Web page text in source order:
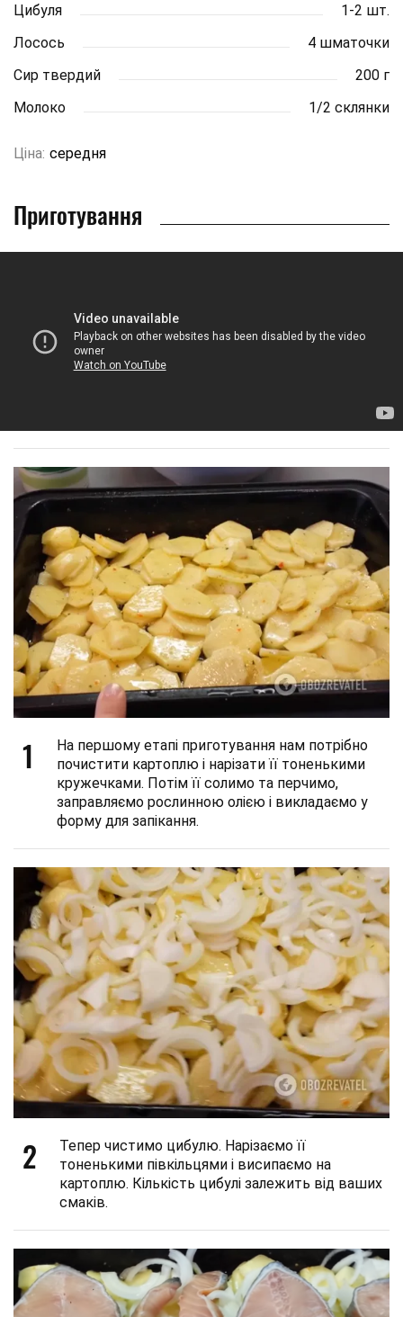
Цибуля
1-2 шт.
Лосось
4 шматочки
Сир твердий
200 г
Молоко
1/2 склянки
Ціна: середня
Приготування
1
На першому етапі приготування нам потрібно
почистити картоплю і нарізати її тоненькими
кружечками. Потім її солимо та перчимо,
заправляємо рослинною олією і викладаємо у
форму для запікання.
2
Тепер чистимо цибулю. Нарізаємо її
тоненькими півкільцями і висипаємо на
картоплю. Кількість цибулі залежить від ваших
смаків.